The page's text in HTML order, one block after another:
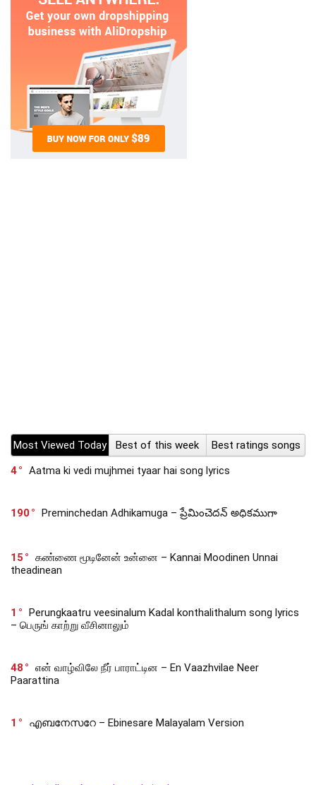
Most Viewed Today Best of this week
Best ratings songs
4
Aatma ki vedi mujhmei tyaar hai song lyrics
190 Preminchedan Adhikamuga – ప్రేమించెదన్ అధికముగా
15
கண்ணை மூடினேன் உன்னை – Kannai Moodinen Unnai
theadinean
1
Perungkaatru veesinalum Kadal konthalithalum song lyrics
– பெருங் காற்று வீசினாலும்
48
என் வாழ்விலே நீர் பாராட்டின – En Vaazhvilae Neer
Paarattina
1 എബനേസറേ – Ebinesare Malayalam Version